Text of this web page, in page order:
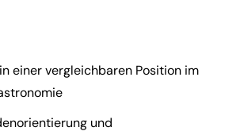
einer vergleichbaren Position im
und